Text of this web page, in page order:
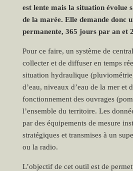
est lente mais la situation évolue
de la marée. Elle demande donc
permanente, 365 jours par an et
Pour ce faire, un système de
collecter et de diffuser en temps
situation hydraulique
d’eau, niveaux d’eau de la mer et
fonctionnement des ouvrages
l’ensemble du territoire. Les
par des équipements de mesure
stratégiques et transmises à un
ou la radio.
L’objectif de cet outil est de